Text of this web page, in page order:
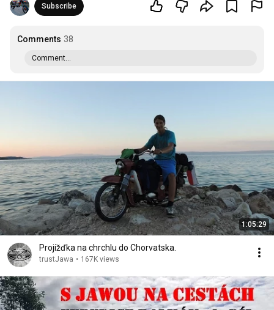
Subscribe
Comments 38
Comment...
1:05:29
Projížďka na chrchlu do Chorvatska.
trustJawa • 167K views